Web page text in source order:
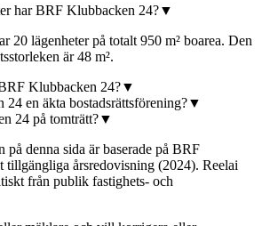
har BRF Klubbacken 24?▼
20 lägenheter på totalt 950 m² boarea. Den
är 48 m².
Klubbacken 24?▼
en äkta bostadsrättsförening?▼
24 på tomträtt?▼
på denna sida är baserade på BRF
tillgängliga årsredovisning (2024). Reelai
från publik fastighets- och